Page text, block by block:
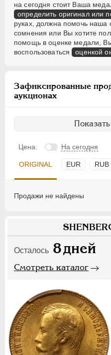
на сегодня стоит Ваша
определить оригинал или
руках, должна помочь наша
сомнения или Вы хотите
помощь в оценке медали,
воспользоваться оценкой
Зафиксированные
аукционах
Цена: На сегодня
ORIGINAL EUR RUB
Продажи не найдены
Осталось 8дней
Смотреть каталог